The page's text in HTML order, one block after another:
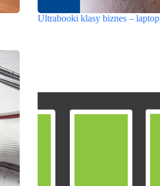
Ultrabooki klasy biznes –